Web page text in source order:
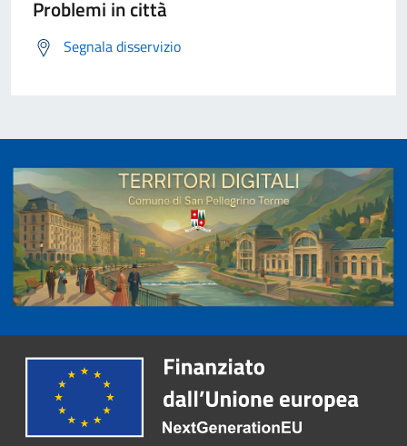
Problemi in città
Segnala disservizio